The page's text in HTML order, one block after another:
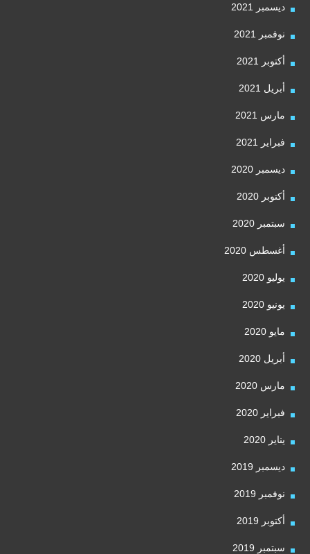
ديسمبر 2021
نوفمبر 2021
أكتوبر 2021
أبريل 2021
مارس 2021
فبراير 2021
ديسمبر 2020
أكتوبر 2020
سبتمبر 2020
أغسطس 2020
يوليو 2020
يونيو 2020
مايو 2020
أبريل 2020
مارس 2020
فبراير 2020
يناير 2020
ديسمبر 2019
نوفمبر 2019
أكتوبر 2019
سبتمبر 2019